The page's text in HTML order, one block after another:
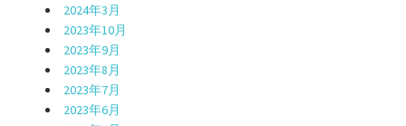
2024年3月
2023年10月
2023年9月
2023年8月
2023年7月
2023年6月